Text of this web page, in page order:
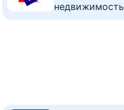
недвижимость